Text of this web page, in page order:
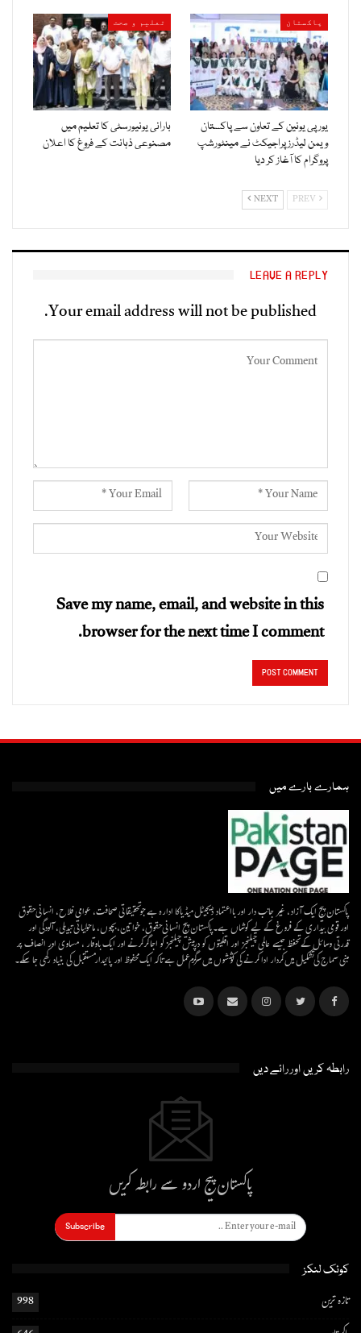
پاکستان
یورپی یونین کے تعاون سے پاکستان
ویمن لیڈرز پراجیکٹ نے مینٹورشپ
پروگرام کا آغاز کر دیا
تعلیم و صحت
بارانی یونیورسٹی کا تعلیم میں
مصنوعی ذہانت کے فروغ کا اعلان
NEXT
LEAVE A REPLY
Your email address will not be published.
Save my name, email, and website in this
browser for the next time I comment.
ہمارے بارے میں
پاکستان پیج ایک آزاد، غیر جانب دار اور بااعتماد ڈیجیٹل میڈیاکا ادارہ ہے جو تحقیقاتی صحافت، عوامی فلاح، انسانی حقوق
اور قومی بیداری کے فروغ کے لیے کوشاں ہے۔پاکستان پیج انسانی حقوق، خواتین، بچوں، ماحولیاتی تبدیلی، آلودگی اور
قدرتی وسائل کے تحفظ جیسے عالمی چیلنجز اور اقلیتوں کو درپیش چیلنجز کو اجاگر کرنے اور ایک باوقار ، مساوی اور انصاف پر
مبنی سماج کی تشکیل میں کردار ادا کرنے کی کوششوں میں سرگرم عمل ہےتاکہ ایک محفوظ اور پائیدار مستقبل کی بنیاد رکھی جا سکے۔
رابطہ کریں اور رائے دیں
پاکستان پیج اردو سے رابطہ کریں
Subscribe
کوئک لنکز
تازہ ترین
998